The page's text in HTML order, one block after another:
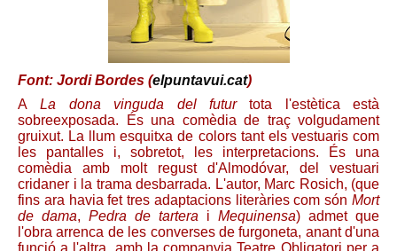
Font: Jordi Bordes (elpuntavui.cat)
ALa dona vinguda del futurtota l'estètica està
sobreexposada. És una comèdia de traç volgudament
gruixut. La llum esquitxa de colors tant els vestuaris com
les pantalles i, sobretot, les interpretacions. És una
comèdia amb molt regust d'Almodóvar, del vestuari
cridaner i la trama desbarrada. L'autor, Marc Rosich, (que
fins ara havia fet tres adaptacions literàries com són Mort
de dama, Pedra de tartera i Mequinensa) admet que
l'obra arrenca de les converses de furgoneta, anant d'una
funció a l'altra, amb la companyia Teatre Obligatori per a